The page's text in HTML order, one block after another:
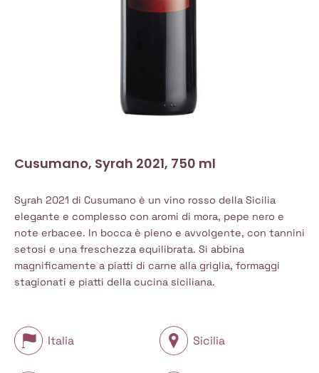
Cusumano, Syrah 2021, 750 ml
Syrah 2021 di Cusumano è un vino rosso della Sicilia
elegante e complesso con aromi di mora, pepe nero e
note erbacee. In bocca è pieno e avvolgente, con tannini
setosi e una freschezza equilibrata. Si abbina
magnificamente a piatti di carne alla griglia, formaggi
stagionati e piatti della cucina siciliana.
Italia Sicilia